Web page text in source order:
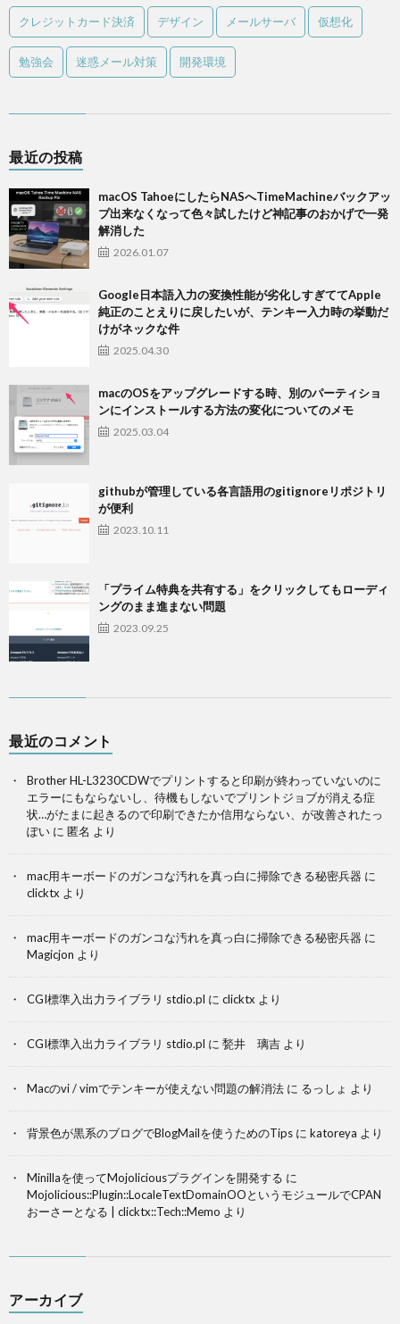
クレジットカード決済 デザイン メールサーバ 仮想化
勉強会 迷惑メール対策 開発環境
最近の投稿
macOS TahoeにしたらNASへTimeMachineバックアッ
プ出来なくなって色々試したけど神記事のおかげで一発
解消した
2026.01.07
Google日本語入力の変換性能が劣化しすぎててApple
純正のことえりに戻したいが、テンキー入力時の挙動だ
けがネックな件
2025.04.30
macのOSをアップグレードする時、別のパーティショ
ンにインストールする方法の変化についてのメモ
2025.03.04
githubが管理している各言語用のgitignoreリポジトリ
が便利
2023.10.11
「プライム特典を共有する」をクリックしてもローディ
ングのまま進まない問題
2023.09.25
最近のコメント
Brother HL-L3230CDWでプリントすると印刷が終わっていないのに
エラーにもならないし、待機もしないでプリントジョブが消える症
状…がたまに起きるので印刷できたか信用ならない、が改善されたっ
ぽい に 匿名 より
mac用キーボードのガンコな汚れを真っ白に掃除できる秘密兵器 に
clicktx より
mac用キーボードのガンコな汚れを真っ白に掃除できる秘密兵器 に
Magicjon より
CGI標準入出力ライブラリ stdio.pl に clicktx より
CGI標準入出力ライブラリ stdio.pl に 甃井 璃吉 より
Macのvi / vimでテンキーが使えない問題の解消法 に るっしょ より
背景色が黒系のブログでBlogMailを使うためのTips に katoreya より
Minillaを使ってMojoliciousプラグインを開発する に
Mojolicious::Plugin::LocaleTextDomainOOというモジュールでCPAN
おーさーとなる | clicktx::Tech::Memo より
アーカイブ